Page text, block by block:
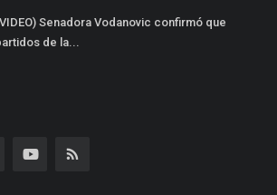
Senadora Vodanovic confirmó que
de la...